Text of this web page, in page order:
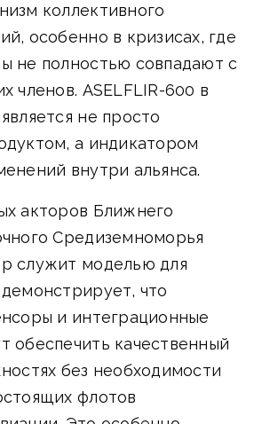
коллективного
особенно в кризисах, где
не полностью совпадают с
членов. ASELFLIR-600 в
не просто
а индикатором
внутри альянса.
акторов Ближнего
Средиземноморья
служит моделью для
что
и интеграционные
обеспечить качественный
без необходимости
флотов